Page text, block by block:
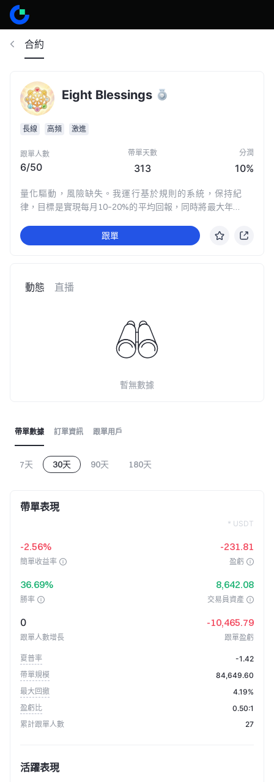
合約
Eight Blessings
長線 高頻 激進
跟單人數
6/50
帶單天數
313
分潤
10%
量化驅動，風險缺失。我運行基於規則的系統，保持紀
律，目標是實現每月10–20%的平均回報，同時將最大年度
數據、倉位管理和嚴格控制，為穩定增長做好準備。
跟單
動態 直播
暫無數據
帶單數據 訂單資訊 跟單用戶
7天 30天 90天 180天
帶單表現
* USDT
-2.56%
簡單收益率
-231.81
盈虧
36.69%
勝率
8,642.08
交易員資產
0
跟單人數增長
-10,465.79
跟單盈虧
夏普率
-1.42
帶單規模
84,649.60
最大回撤
4.19%
盈虧比
0.50:1
累計跟單人數
27
活躍表現